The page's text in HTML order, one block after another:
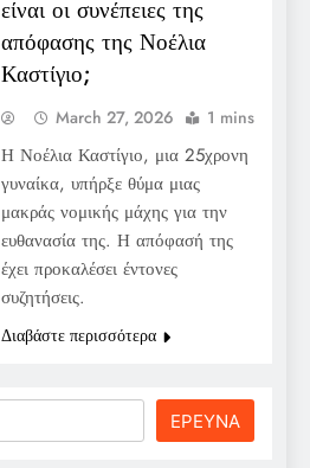
είναι οι συνέπειες της
απόφασης της Νοέλια
Καστίγιο;
March 27, 2026 1 mins
Η Νοέλια Καστίγιο, μια 25χρονη
γυναίκα, υπήρξε θύμα μιας
μακράς νομικής μάχης για την
ευθανασία της. Η απόφασή της
έχει προκαλέσει έντονες
συζητήσεις.
Διαβάστε περισσότερα
ΕΡΕΥΝΑ